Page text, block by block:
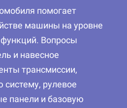
помогает
машины на уровне
Вопросы
и навесное
трансмиссии,
систему, рулевое
панели и базовую